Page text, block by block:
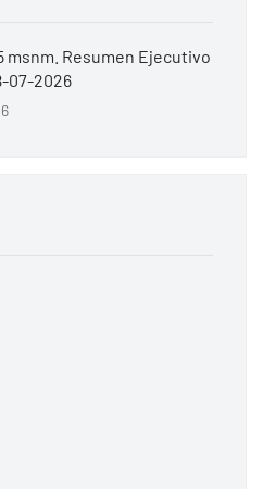
msnm. Resumen Ejecutivo
07-2026